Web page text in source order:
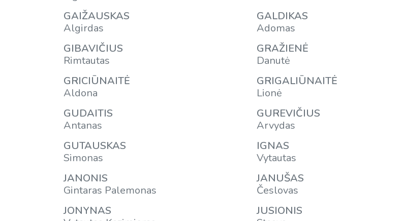
GAIŽAUSKAS
Algirdas
GALDIKAS
Adomas
GIBAVIČIUS
Rimtautas
GRAŽIENĖ
Danutė
GRICIŪNAITĖ
Aldona
GRIGALIŪNAITĖ
Lionė
GUDAITIS
Antanas
GUREVIČIUS
Arvydas
GUTAUSKAS
Simonas
IGNAS
Vytautas
JANONIS
Gintaras Palemonas
JANUŠAS
Česlovas
JONYNAS
JUSIONIS